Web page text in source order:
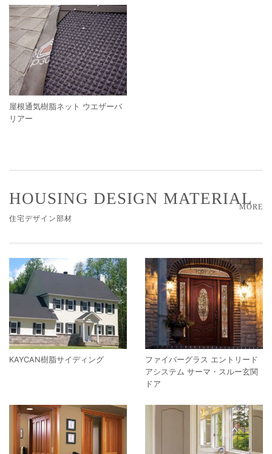
屋根通気樹脂ネット ウエザーバ
リアー
MORE
HOUSING DESIGN MATERIAL
住宅デザイン部材
KAYCAN樹脂サイディング
ファイバーグラス エントリード
アシステム サーマ・スルー玄関
ドア